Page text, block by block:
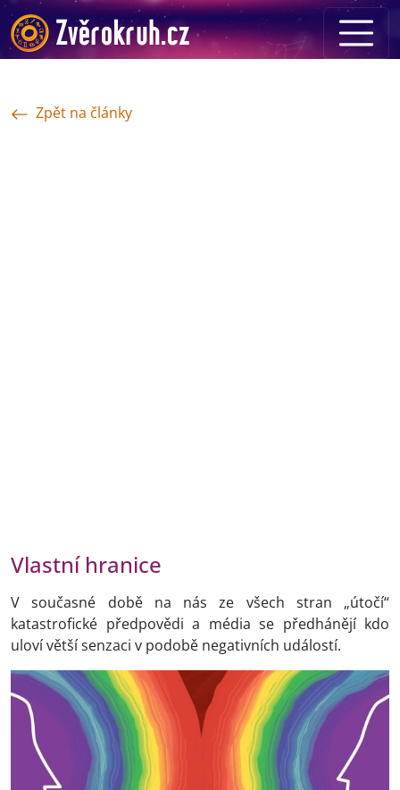
Zpět na články
Vlastní hranice
V současné době na nás ze všech stran „útočí“
katastrofické předpovědi a média se předhánějí kdo
uloví větší senzaci v podobě negativních událostí.